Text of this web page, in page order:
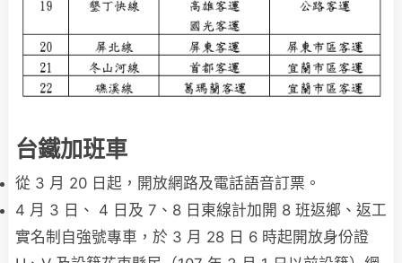
台鐵加班車
從 3 月 20 日起，開放網路及電話語音訂票。
4 月 3 日、 4 日及 7、8 日東線計加開 8 班返鄉、返工
實名制自強號專車，於 3 月 28 日 6 時起開放身份證